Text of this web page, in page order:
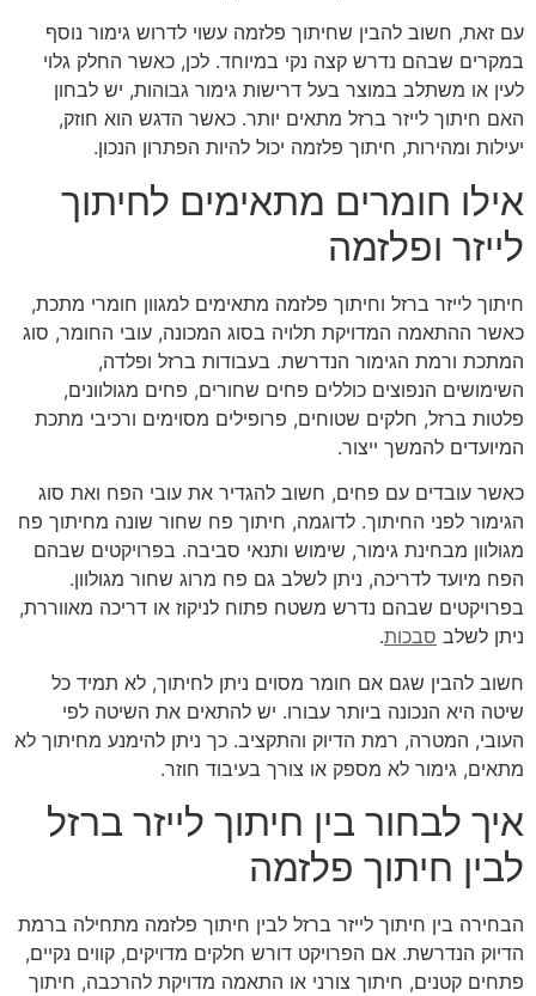
עם זאת, חשוב להבין שחיתוך פלזמה עשוי לדרוש גימור נוסף
במקרים שבהם נדרש קצה נקי במיוחד. לכן, כאשר החלק גלוי
לעין או משתלב במוצר בעל דרישות גימור גבוהות, יש לבחון
האם חיתוך לייזר ברזל מתאים יותר. כאשר הדגש הוא חוזק,
יעילות ומהירות, חיתוך פלזמה יכול להיות הפתרון הנכון.
אילו חומרים מתאימים לחיתוך
לייזר ופלזמה
חיתוך לייזר ברזל וחיתוך פלזמה מתאימים למגוון חומרי מתכת,
כאשר ההתאמה המדויקת תלויה בסוג המכונה, עובי החומר, סוג
המתכת ורמת הגימור הנדרשת. בעבודות ברזל ופלדה,
השימושים הנפוצים כוללים פחים שחורים, פחים מגולוונים,
פלטות ברזל, חלקים שטוחים, פרופילים מסוימים ורכיבי מתכת
המיועדים להמשך ייצור.
כאשר עובדים עם פחים, חשוב להגדיר את עובי הפח ואת סוג
הגימור לפני החיתוך. לדוגמה, חיתוך פח שחור שונה מחיתוך פח
מגולוון מבחינת גימור, שימוש ותנאי סביבה. בפרויקטים שבהם
הפח מיועד לדריכה, ניתן לשלב גם פח מרוג שחור מגולוון.
בפרויקטים שבהם נדרש משטח פתוח לניקוז או דריכה מאווררת,
ניתן לשלב סבכות.
חשוב להבין שגם אם חומר מסוים ניתן לחיתוך, לא תמיד כל
שיטה היא הנכונה ביותר עבורו. יש להתאים את השיטה לפי
העובי, המטרה, רמת הדיוק והתקציב. כך ניתן להימנע מחיתוך לא
מתאים, גימור לא מספק או צורך בעיבוד חוזר.
איך לבחור בין חיתוך לייזר ברזל
לבין חיתוך פלזמה
הבחירה בין חיתוך לייזר ברזל לבין חיתוך פלזמה מתחילה ברמת
הדיוק הנדרשת. אם הפרויקט דורש חלקים מדויקים, קווים נקיים,
פתחים קטנים, חיתוך צורני או התאמה מדויקת להרכבה, חיתוך